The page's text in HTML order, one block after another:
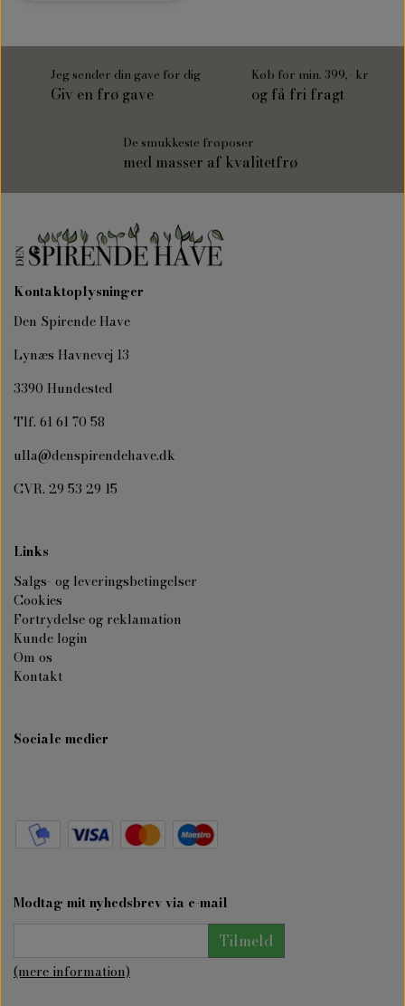
Jeg sender din gave for dig
Giv en frø gave
Køb for min. 399,- kr
og få fri fragt
De smukkeste frøposer
med masser af kvalitetfrø
Kontaktoplysninger
Den Spirende Have
Lynæs Havnevej 13
3390 Hundested
Tlf. 61 61 70 58
ulla@denspirendehave.dk
CVR. 29 53 29 15
Links
Salgs- og leveringsbetingelser
Cookies
Fortrydelse og reklamation
Kunde login
Om os
Kontakt
Sociale medier
Modtag mit nyhedsbrev via e-mail
Tilmeld
(mere information)